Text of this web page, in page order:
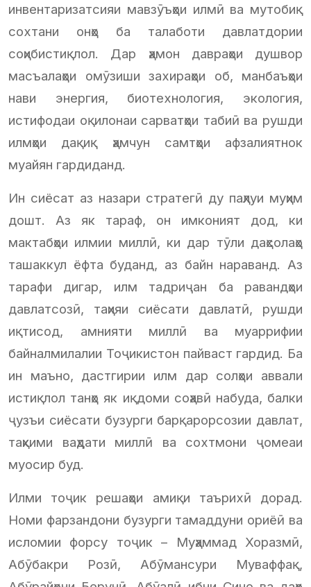
инвентаризатсияи мавзӯъҳои илмӣ ва мутобиқ
сохтани онҳо ба талаботи давлатдории
соҳибистиқлол. Дар ҳамон давраҳои душвор
масъалаҳои омӯзиши захираҳои об, манбаъҳои
нави энергия, биотехнология, экология,
истифодаи оқилонаи сарватҳои табиӣ ва рушди
илмҳои дақиқ ҳамчун самтҳои афзалиятнок
муайян гардиданд.
Ин сиёсат аз назари стратегӣ ду паҳлуи муҳим
дошт. Аз як тараф, он имконият дод, ки
мактабҳои илмии миллӣ, ки дар тӯли даҳсолаҳо
ташаккул ёфта буданд, аз байн нараванд. Аз
тарафи дигар, илм тадриҷан ба равандҳои
давлатсозӣ, таҳияи сиёсати давлатӣ, рушди
иқтисод, амнияти миллӣ ва муаррифии
байналмилалии Тоҷикистон пайваст гардид. Ба
ин маъно, дастгирии илм дар солҳои аввали
истиқлол танҳо як иқдоми соҳавӣ набуда, балки
ҷузъи сиёсати бузурги барқарорсозии давлат,
таҳкими ваҳдати миллӣ ва сохтмони ҷомеаи
муосир буд.
Илми тоҷик решаҳои амиқи таърихӣ дорад.
Номи фарзандони бузурги тамаддуни ориёӣ ва
исломии форсу тоҷик – Муҳаммад Хоразмӣ,
Абӯбакри Розӣ, Абӯмансури Муваффақ,